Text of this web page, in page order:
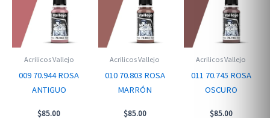
Acrilicos Vallejo
009 70.944 ROSA
ANTIGUO
$85.00
Acrilicos Vallejo
010 70.803 ROSA
MARRÓN
$85.00
Acrilicos Vallejo
011 70.745 ROSA
OSCURO
$85.00